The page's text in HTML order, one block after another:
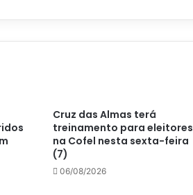
Cruz das Almas terá
treinamento para eleitores
na Cofel nesta sexta-feira
(7)
06/08/2026